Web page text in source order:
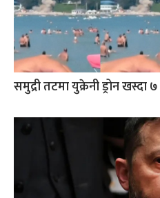
समुद्री तटमा युक्रेनी ड्रोन